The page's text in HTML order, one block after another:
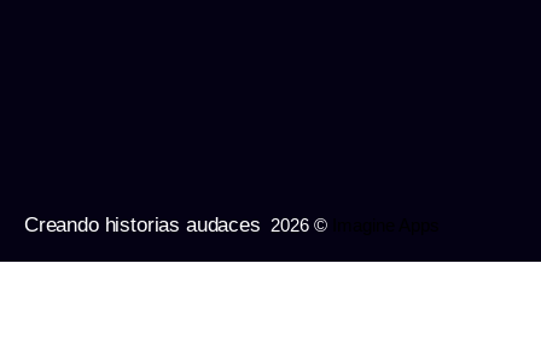
Creando historias audaces 2026 ©